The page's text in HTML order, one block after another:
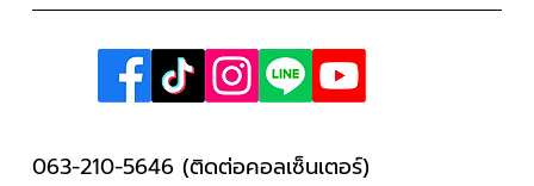
063-210-5646 (ติดต่อคอลเซ็นเตอร์)